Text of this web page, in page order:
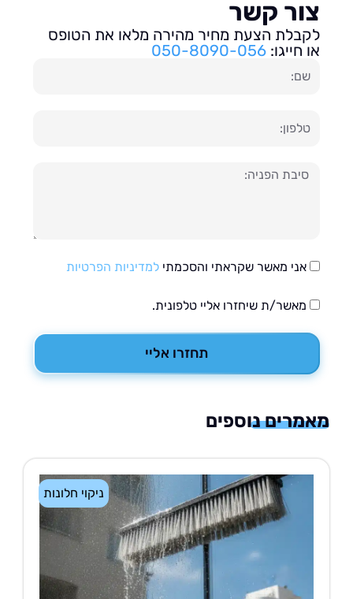
קשר
הצעת מחיר מהירה מלאו את הטופס
חייגו:050-8090-056
אני מאשר שקראתי והסכמתילמדיניות הפרטיות
מאשר/ת שיחזרו אליי טלפונית.
תחזרו אליי
נוספים
ניקוי חלונות